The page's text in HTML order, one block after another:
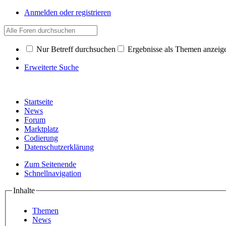
Anmelden oder registrieren
Nur Betreff durchsuchen Ergebnisse als Themen
Erweiterte Suche
Startseite
News
Forum
Marktplatz
Codierung
Datenschutzerklärung
Zum Seitenende
Schnellnavigation
Inhalte
Themen
News